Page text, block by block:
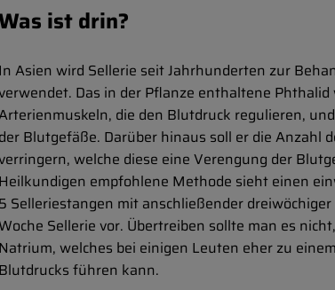
ist drin?
In Asien wird Sellerie seit Jahrhunderten zur
Das in der Pflanze enthaltene
die den Blutdruck regulieren,
der Blutgefäße. Darüber hinaus soll er die Anzahl
welche diese eine Verengung der
Heilkundigen empfohlene Methode sieht einen
5 Selleriestangen mit anschließender
Sellerie vor. Übertreiben sollte man es
Natrium, welches bei einigen Leuten eher zu
Blutdrucks führen kann.